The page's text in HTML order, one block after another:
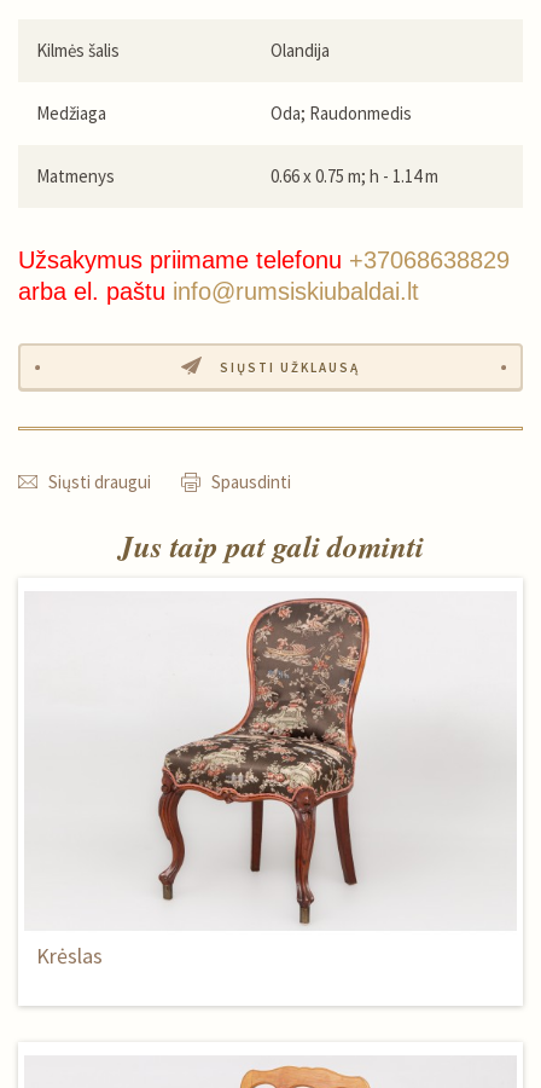
Kilmės šalis Olandija
Medžiaga Oda; Raudonmedis
Matmenys 0.66 x 0.75 m; h - 1.14 m
Užsakymus priimame telefonu +37068638829
arba el. paštu info@rumsiskiubaldai.lt
SIŲSTI UŽKLAUSĄ
Siųsti draugui Spausdinti
Jus taip pat gali dominti
Krėslas